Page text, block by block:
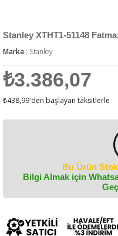
Stanley XTHT1-51148
Marka : Stanley
₺3.386,07
₺438,99'den başlayan taksitlerle
Bu Ürün
Bilgi Almak için